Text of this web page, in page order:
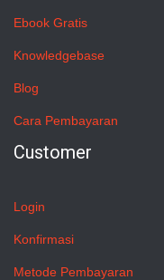
Ebook Gratis
Knowledgebase
Blog
Cara Pembayaran
Customer
Login
Konfirmasi
Metode Pembayaran